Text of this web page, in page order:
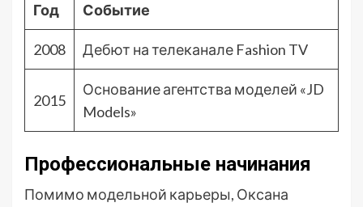
Год Событие
2008 Дебют на телеканале Fashion TV
2015
Основание агентства моделей «JD
Models»
Профессиональные начинания
Помимо модельной карьеры, Оксана